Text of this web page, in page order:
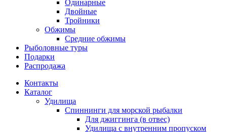
Одинарные
Двойные
Тройники
Обжимы
Средние обжимы
Рыболовные туры
Подарки
Распродажа
Контакты
Каталог
Удилища
Спиннинги для морской рыбалки
Для джиггинга (в отвес)
Удилища с внутренним пропуском